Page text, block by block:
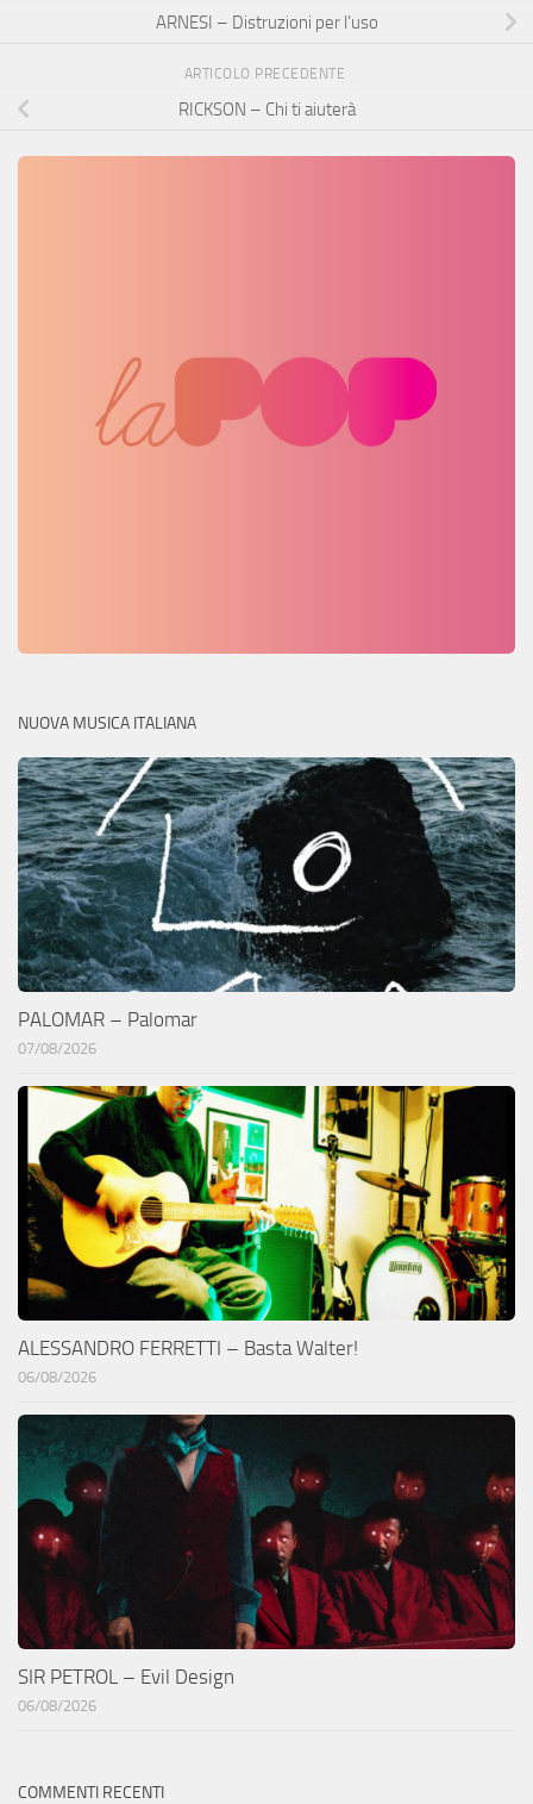
ARNESI – Distruzioni per l’uso
ARTICOLO PRECEDENTE
RICKSON – Chi ti aiuterà
NUOVA MUSICA ITALIANA
PALOMAR – Palomar
07/08/2026
ALESSANDRO FERRETTI – Basta Walter!
06/08/2026
SIR PETROL – Evil Design
06/08/2026
COMMENTI RECENTI